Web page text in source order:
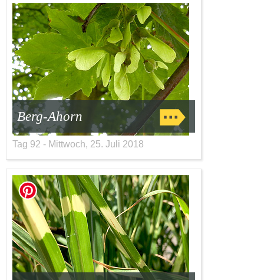
Berg-Ahorn
Tag 92 - Mittwoch, 25. Juli 2018